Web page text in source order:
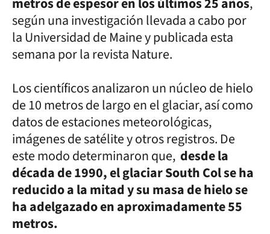
según una investigación llevada a cabo por
la Universidad de Maine y publicada esta
semana por la revista Nature.
Los científicos analizaron un núcleo de hielo
de 10 metros de largo en el glaciar, así como
datos de estaciones meteorológicas,
imágenes de satélite y otros registros. De
este modo determinaron que, desde la
década de 1990, el glaciar South Col se ha
reducido a la mitad y su masa de hielo se
ha adelgazado en aproximadamente 55
metros.